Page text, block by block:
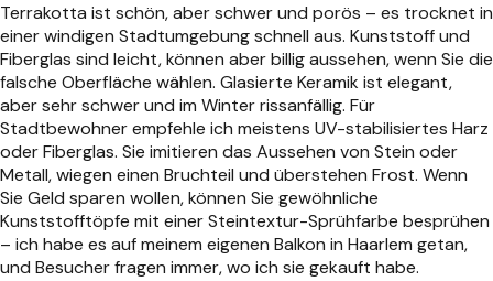
Terrakotta ist schön, aber schwer und porös – es trocknet in
einer windigen Stadtumgebung schnell aus. Kunststoff und
Fiberglas sind leicht, können aber billig aussehen, wenn Sie die
falsche Oberfläche wählen. Glasierte Keramik ist elegant,
aber sehr schwer und im Winter rissanfällig. Für
Stadtbewohner empfehle ich meistens UV-stabilisiertes Harz
oder Fiberglas. Sie imitieren das Aussehen von Stein oder
Metall, wiegen einen Bruchteil und überstehen Frost. Wenn
Sie Geld sparen wollen, können Sie gewöhnliche
Kunststofftöpfe mit einer Steintextur-Sprühfarbe besprühen
– ich habe es auf meinem eigenen Balkon in Haarlem getan,
und Besucher fragen immer, wo ich sie gekauft habe.